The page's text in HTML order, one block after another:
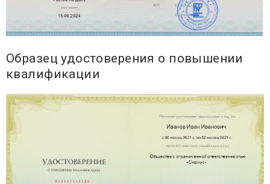
Образец удостоверения о повышении
квалификации